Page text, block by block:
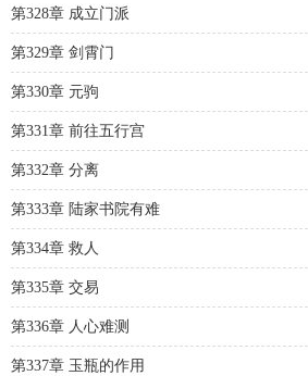
第328章 成立门派
第329章 剑霄门
第330章 元驹
第331章 前往五行宫
第332章 分离
第333章 陆家书院有难
第334章 救人
第335章 交易
第336章 人心难测
第337章 玉瓶的作用